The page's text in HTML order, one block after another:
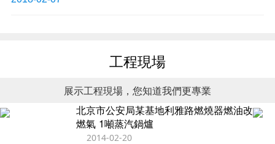
工程現場
展示工程現場，您知道我們更專業
北京市公安局某基地利雅路燃燒器燃油改
燃氣 1噸蒸汽鍋爐
2014-02-20